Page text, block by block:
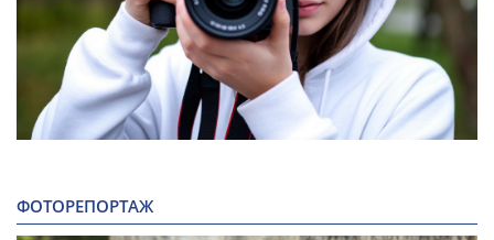
ФОТОРЕПОРТАЖ